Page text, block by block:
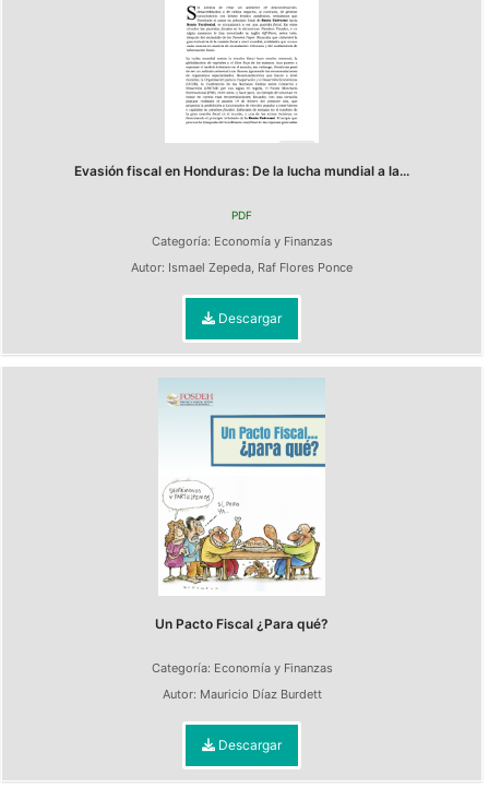
Evasión fiscal en Honduras: De la lucha mundial a la...
PDF
Categoría: Economía y Finanzas
Autor: Ismael Zepeda, Raf Flores Ponce
Descargar
Un Pacto Fiscal ¿Para qué?
Categoría: Economía y Finanzas
Autor: Mauricio Díaz Burdett
Descargar